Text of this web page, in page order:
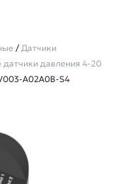
/Датчики
датчики давления 4-20
A02A0B-S4